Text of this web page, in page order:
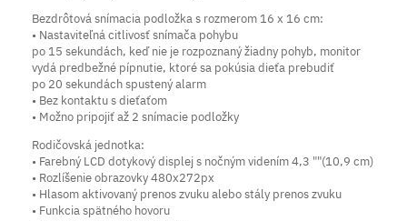
Bezdrôtová snímacia podložka s rozmerom 16 x 16 cm:
• Nastaviteľná citlivosť snímača pohybu
po 15 sekundách, keď nie je rozpoznaný žiadny pohyb, monitor
vydá predbežné pípnutie, ktoré sa pokúsia dieťa prebudiť
po 20 sekundách spustený alarm
• Bez kontaktu s dieťaťom
• Možno pripojiť až 2 snímacie podložky
Rodičovská jednotka:
• Farebný LCD dotykový displej s nočným videním 4,3 ""(10,9 cm)
• Rozlíšenie obrazovky 480x272px
• Hlasom aktivovaný prenos zvuku alebo stály prenos zvuku
• Funkcia spätného hovoru